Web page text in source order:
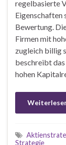
regelbasierte
Eigenschaften
Bewertung.
Firmen mit
zugleich billig
beschreibt
hohen
Strategie